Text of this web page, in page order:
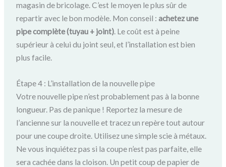
magasin de bricolage. C’est le moyen le plus sûr de
repartir avec le bon modèle. Mon conseil :achetez une
pipe complète (tuyau + joint). Le coût est à peine
supérieur à celui du joint seul, et l’installation est bien
plus facile.
Étape 4 : L’installation de la nouvelle pipe
Votre nouvelle pipe n’est probablement pas à la bonne
longueur. Pas de panique ! Reportez la mesure de
l’ancienne sur la nouvelle et tracez un repère tout autour
pour une coupe droite. Utilisez une simple scie à métaux.
Ne vous inquiétez pas si la coupe n’est pas parfaite, elle
sera cachée dans la cloison. Un petit coup de papier de